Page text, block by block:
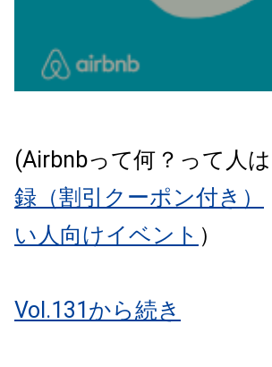
(Airbnbって何？って人
録（割引クーポン付き）
い人向けイベント ）
Vol.131から続き